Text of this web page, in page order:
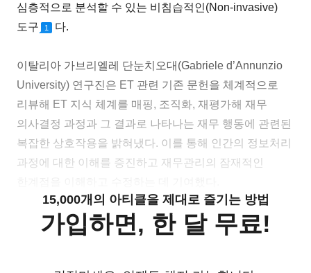
심층적으로 분석할 수 있는 비침습적인(Non-invasive)
도구
1 다.
이탈리아 가브리엘레 단눈치오대(Gabriele d’Annunzio
University) 연구진은 ET 관련 기존 문헌을 체계적으로
리뷰해 ET 지식 체계를 매핑, 조직화, 재평가해 재무
의사결정 과정과 그 결과로 나타나는 재무 행동에 관련된
복잡한 상호작용을 밝혀냈다. 이를 통해 인간의 정보처리
과정에 대한 이해를 증진하고 재무관리의 잠재적인
15,000개의 아티클을 제대로 즐기는 방법
가입하면, 한 달 무료!